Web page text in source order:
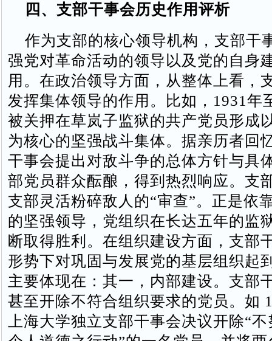
四、支部干事会历史作用评析
作为支部的核心领导机构，支部干
强党对革命活动的领导以及党的自身
用。在政治领导方面，从整体上看，
发挥集体领导的作用。比如，1931年
被关押在草岚子监狱的共产党员形成
为核心的坚强战斗集体。据亲历者回
干事会提出对敌斗争的总体方针与具
部党员群众酝酿，得到热烈响应。支
支部灵活粉碎敌人的“审查”。正是依
的坚强领导，党组织在长达五年的监
断取得胜利。在组织建设方面，支部
形势下对巩固与发展党的基层组织起
主要体现在：其一，内部建设。支部
甚至开除不符合组织要求的党员。如
上海大学独立支部干事会决议开除“